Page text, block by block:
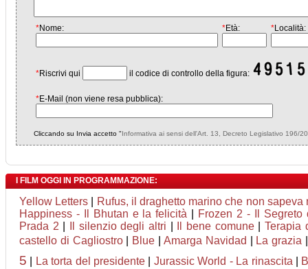
*Nome: *Età: *Località:
*Riscrivi qui il codice di controllo della figura:
*E-Mail (non viene resa pubblica):
Cliccando su Invia accetto "Informativa ai sensi dell'Art. 13, Decreto Legislativo 196/
I FILM OGGI IN PROGRAMMAZIONE:
Yellow Letters
Rufus, il draghetto marino che non sapeva
Happiness - Il Bhutan e la felicità
Frozen 2 - Il Segreto
Prada 2
Il silenzio degli altri Il bene comune| Terapia
castello di Cagliostro| Blue Amarga Navidad La grazia
5 La torta del presidente Jurassic World - La rinascita